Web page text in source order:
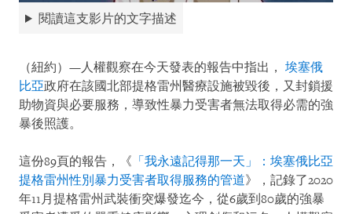
閱讀這支影片的文字描述
（紐約）—人權觀察在今天發表的報告中指出， 埃塞俄
比亞政府在該國北部提格雷州醫療設施被毀後，又封鎖援
助物資與必要服務，導致性暴力受害者無法取得必需的強
暴後照護。
這份89頁的報告，《 「我永遠記得那一天」：埃塞俄比亞
提格雷州性別暴力受害者取得服務的管道》，記錄了2020
年11月提格雷州武裝衝突爆發迄今，從6歲到80歲的強暴